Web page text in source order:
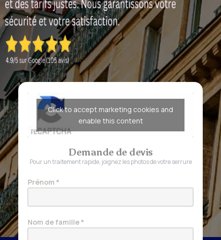
Click to accept marketing cookies and
enable this content
Demande de devis
Pour un traitement rapide, joignez les photos de votre serrure
Prénom*
Nom de famille*